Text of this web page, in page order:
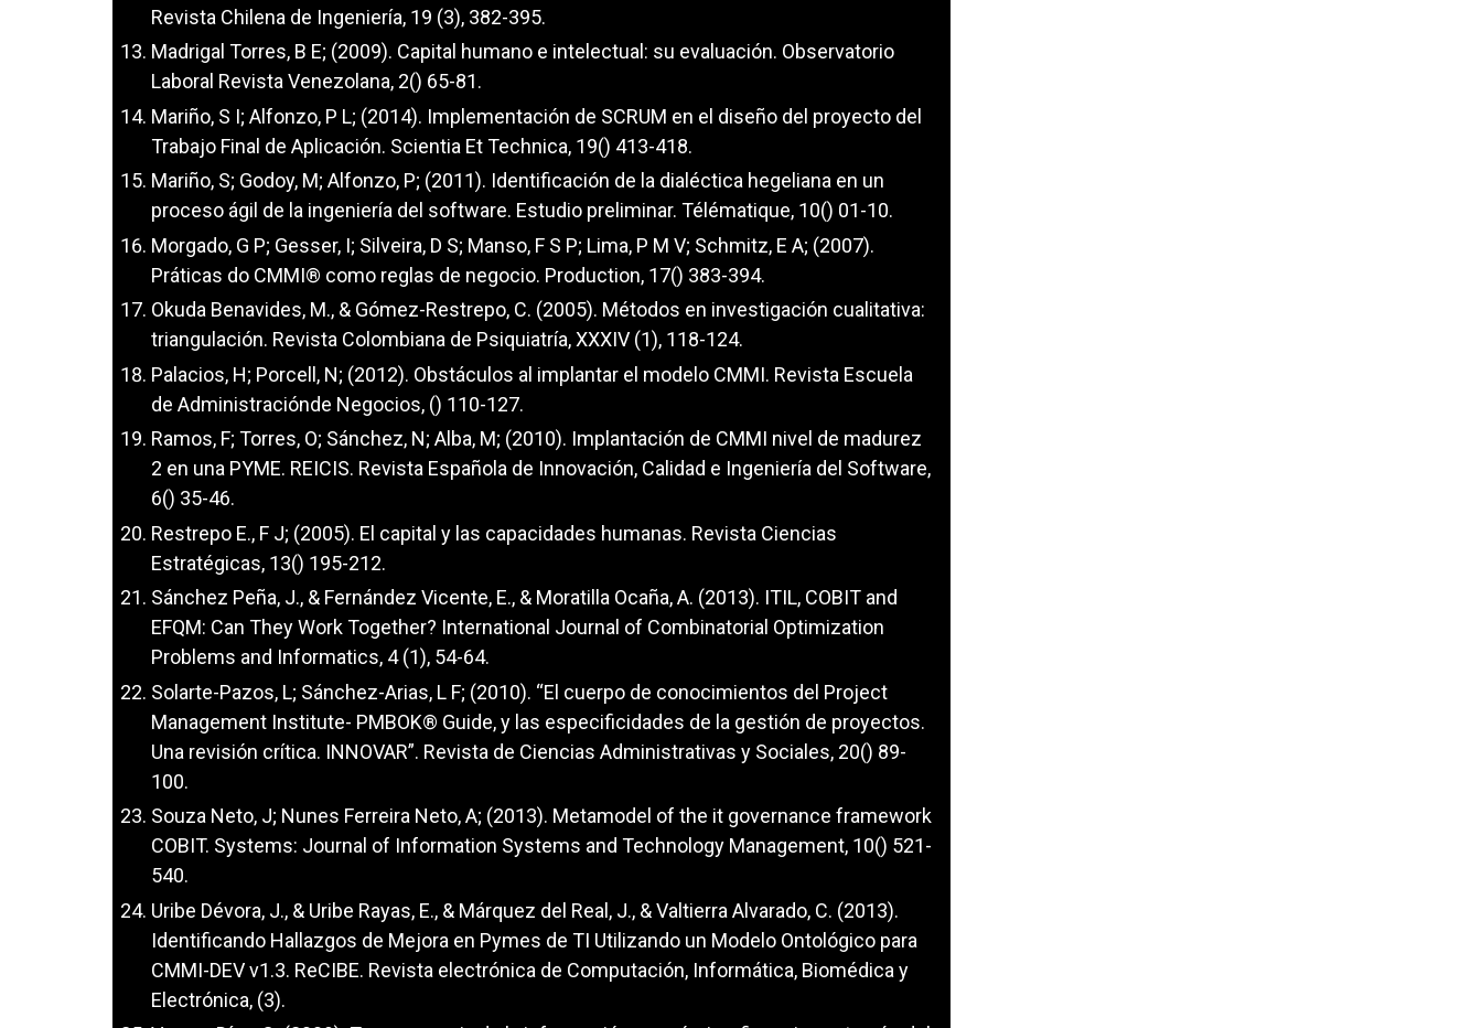
Revista Chilena de Ingeniería, 19 (3), 382-395.
Madrigal Torres, B E; (2009). Capital humano e intelectual: su evaluación. Observatorio
Laboral Revista Venezolana, 2() 65-81.
Mariño, S I; Alfonzo, P L; (2014). Implementación de SCRUM en el diseño del proyecto del
Trabajo Final de Aplicación. Scientia Et Technica, 19() 413-418.
Mariño, S; Godoy, M; Alfonzo, P; (2011). Identificación de la dialéctica hegeliana en un
proceso ágil de la ingeniería del software. Estudio preliminar. Télématique, 10() 01-10.
Morgado, G P; Gesser, I; Silveira, D S; Manso, F S P; Lima, P M V; Schmitz, E A; (2007).
Práticas do CMMI® como reglas de negocio. Production, 17() 383-394.
Okuda Benavides, M., & Gómez-Restrepo, C. (2005). Métodos en investigación cualitativa:
triangulación. Revista Colombiana de Psiquiatría, XXXIV (1), 118-124.
Palacios, H; Porcell, N; (2012). Obstáculos al implantar el modelo CMMI. Revista Escuela
de Administraciónde Negocios, () 110-127.
Ramos, F; Torres, O; Sánchez, N; Alba, M; (2010). Implantación de CMMI nivel de madurez
2 en una PYME. REICIS. Revista Española de Innovación, Calidad e Ingeniería del Software,
6() 35-46.
Restrepo E., F J; (2005). El capital y las capacidades humanas. Revista Ciencias
Estratégicas, 13() 195-212.
Sánchez Peña, J., & Fernández Vicente, E., & Moratilla Ocaña, A. (2013). ITIL, COBIT and
EFQM: Can They Work Together? International Journal of Combinatorial Optimization
Problems and Informatics, 4 (1), 54-64.
Solarte-Pazos, L; Sánchez-Arias, L F; (2010). “El cuerpo de conocimientos del Project
Management Institute- PMBOK® Guide, y las especificidades de la gestión de proyectos.
Una revisión crítica. INNOVAR”. Revista de Ciencias Administrativas y Sociales, 20() 89-
100.
Souza Neto, J; Nunes Ferreira Neto, A; (2013). Metamodel of the it governance framework
COBIT. Systems: Journal of Information Systems and Technology Management, 10() 521-
540.
Uribe Dévora, J., & Uribe Rayas, E., & Márquez del Real, J., & Valtierra Alvarado, C. (2013).
Identificando Hallazgos de Mejora en Pymes de TI Utilizando un Modelo Ontológico para
CMMI-DEV v1.3. ReCIBE. Revista electrónica de Computación, Informática, Biomédica y
Electrónica, (3).